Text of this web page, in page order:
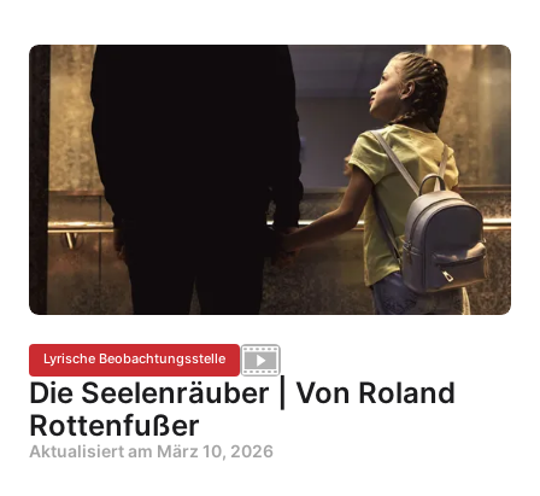
Lyrische Beobachtungsstelle
Die Seelenräuber | Von Roland
Rottenfußer
Aktualisiert am März 10, 2026